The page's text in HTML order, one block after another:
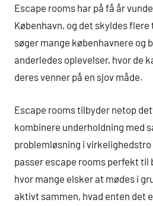
Escape rooms har på få år
København, og det skyldes
søger mange københavnere og
anderledes oplevelser, hvor de
deres venner på en sjov måde.
Escape rooms tilbyder netop
kombinere underholdning med
problemløsning i
passer escape rooms perfekt til
hvor mange elsker at mødes i
aktivt sammen, hvad enten det